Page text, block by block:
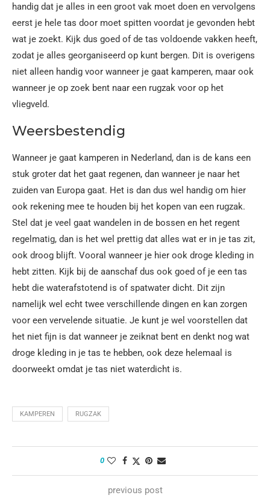
handig dat je alles in een groot vak moet doen en vervolgens
eerst je hele tas door moet spitten voordat je gevonden hebt
wat je zoekt. Kijk dus goed of de tas voldoende vakken heeft,
zodat je alles georganiseerd op kunt bergen. Dit is overigens
niet alleen handig voor wanneer je gaat kamperen, maar ook
wanneer je op zoek bent naar een rugzak voor op het
vliegveld.
Weersbestendig
Wanneer je gaat kamperen in Nederland, dan is de kans een
stuk groter dat het gaat regenen, dan wanneer je naar het
zuiden van Europa gaat. Het is dan dus wel handig om hier
ook rekening mee te houden bij het kopen van een rugzak.
Stel dat je veel gaat wandelen in de bossen en het regent
regelmatig, dan is het wel prettig dat alles wat er in je tas zit,
ook droog blijft. Vooral wanneer je hier ook droge kleding in
hebt zitten. Kijk bij de aanschaf dus ook goed of je een tas
hebt die waterafstotend is of spatwater dicht. Dit zijn
namelijk wel echt twee verschillende dingen en kan zorgen
voor een vervelende situatie. Je kunt je wel voorstellen dat
het niet fijn is dat wanneer je zeiknat bent en denkt nog wat
droge kleding in je tas te hebben, ook deze helemaal is
doorweekt omdat je tas niet waterdicht is.
KAMPEREN RUGZAK
0
previous post